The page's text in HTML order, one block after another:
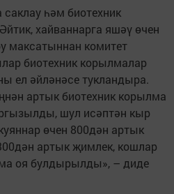
һәм биотехник
хайваннарга яшәү өчен
максатыннан комитет
биотехник корылмалар
ел әйләнәсе тукландыра.
артык биотехник корылма
шул исәптән кыр
өчен 800дән артык
артык җимлек, кошлар
оя булдырылды», – диде